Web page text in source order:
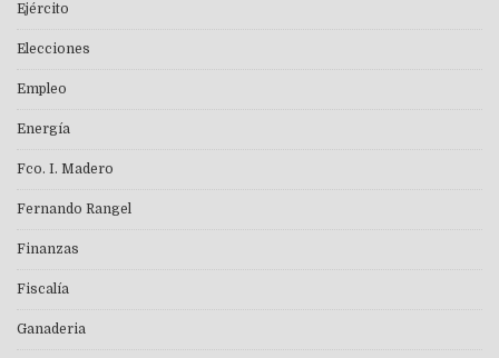
Ejército
Elecciones
Empleo
Energía
Fco. I. Madero
Fernando Rangel
Finanzas
Fiscalía
Ganaderia